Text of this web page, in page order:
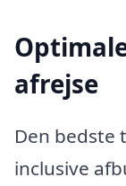
afrejse
Den bedste
inclusive